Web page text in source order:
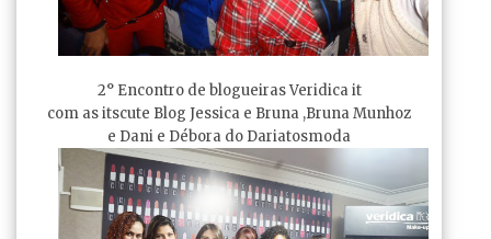
2° Encontro de blogueiras Veridica it
com as itscute Blog Jessica e Bruna ,Bruna Munhoz
e Dani e Débora do Dariatosmoda